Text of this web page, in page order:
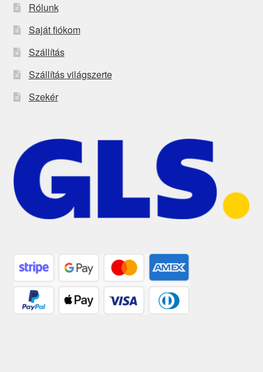
Rólunk
Saját fiókom
Szállítás
Szállítás világszerte
Szekér